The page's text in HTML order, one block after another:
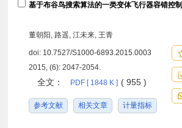
基于布谷鸟搜索算法的一类变体飞行器容错控制
董朝阳, 路遥, 江未来, 王青
doi: 10.7527/S1000-6893.2015.0003
2015, (6): 2047-2054.
全文： PDF [ 1848 K ] ( 955 )
参考文献 相关文章 计量指标